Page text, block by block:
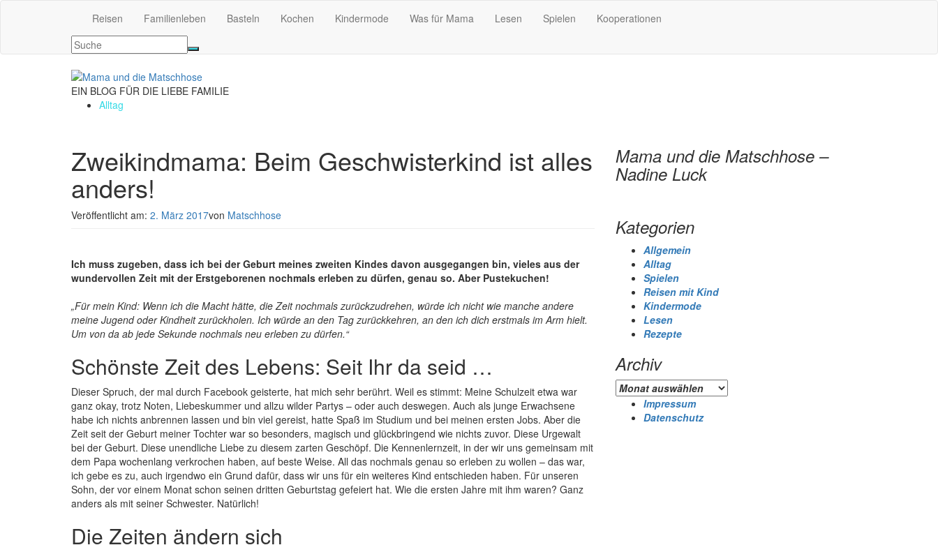
Reisen Familienleben Basteln Kochen Kindermode Was für Mama Lesen Spielen Kooperationen
EIN BLOG FÜR DIE LIEBE FAMILIE
Alltag
Zweikindmama: Beim Geschwisterkind ist alles
anders!
Veröffentlicht am: 2. März 2017von Matschhose
Ich muss zugeben, dass ich bei der Geburt meines zweiten Kindes davon ausgegangen bin, vieles aus der
wundervollen Zeit mit der Erstgeborenen nochmals erleben zu dürfen, genau so. Aber Pustekuchen!
„Für mein Kind: Wenn ich die Macht hätte, die Zeit nochmals zurückzudrehen, würde ich nicht wie manche andere
meine Jugend oder Kindheit zurückholen. Ich würde an den Tag zurückkehren, an den ich dich erstmals im Arm hielt.
Um von da ab jede Sekunde nochmals neu erleben zu dürfen.“
Schönste Zeit des Lebens: Seit Ihr da seid …
Dieser Spruch, der mal durch Facebook geisterte, hat mich sehr berührt. Weil es stimmt: Meine Schulzeit etwa war
ganz okay, trotz Noten, Liebeskummer und allzu wilder Partys – oder auch deswegen. Auch als junge Erwachsene
habe ich nichts anbrennen lassen und bin viel gereist, hatte Spaß im Studium und bei meinen ersten Jobs. Aber die
Zeit seit der Geburt meiner Tochter war so besonders, magisch und glückbringend wie nichts zuvor. Diese Urgewalt
bei der Geburt. Diese unendliche Liebe zu diesem zarten Geschöpf. Die Kennenlernzeit, in der wir uns gemeinsam mit
dem Papa wochenlang verkrochen haben, auf beste Weise. All das nochmals genau so erleben zu wollen – das war,
ich gebe es zu, auch irgendwo ein Grund dafür, dass wir uns für ein weiteres Kind entschieden haben. Für unseren
Sohn, der vor einem Monat schon seinen dritten Geburtstag gefeiert hat. Wie die ersten Jahre mit ihm waren? Ganz
anders als mit seiner Schwester. Natürlich!
Die Zeiten ändern sich
Mama und die Matschhose –
Nadine Luck
Kategorien
Allgemein
Alltag
Spielen
Reisen mit Kind
Kindermode
Lesen
Rezepte
Archiv
Archiv
Impressum
Datenschutz